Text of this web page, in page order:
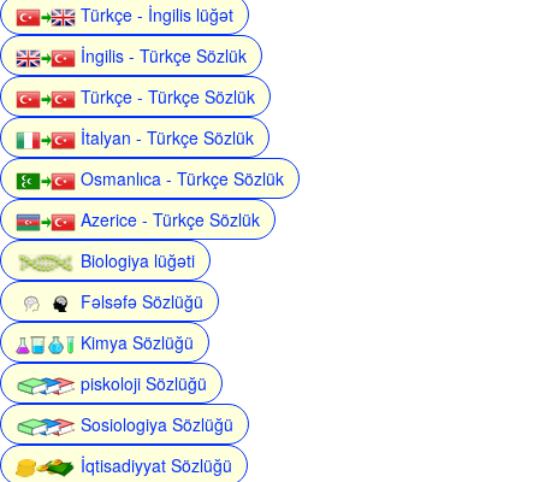
Türkçe - İngilis lüğət
İngilis - Türkçe Sözlük
Türkçe - Türkçe Sözlük
İtalyan - Türkçe Sözlük
Osmanlıca - Türkçe Sözlük
Azerice - Türkçe Sözlük
Biologiya lüğəti
Fəlsəfə Sözlüğü
Kimya Sözlüğü
piskoloji Sözlüğü
Sosiologiya Sözlüğü
İqtisadiyyat Sözlüğü